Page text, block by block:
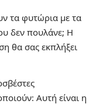
τα φυτώρια με τα
δεν πουλάνε; Η
θα σας εκπλήξει
Αυτή είναι η